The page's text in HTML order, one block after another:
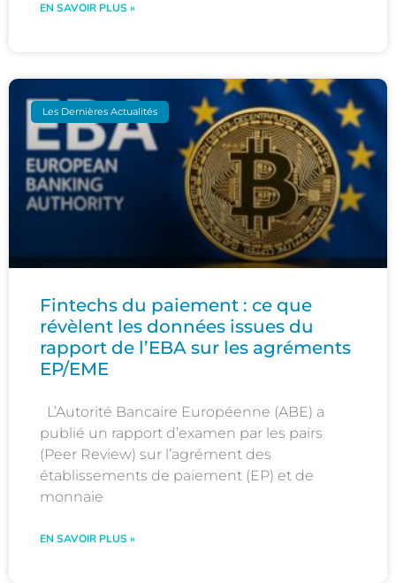
EN SAVOIR PLUS »
Les Dernières Actualités
Fintechs du paiement : ce que
révèlent les données issues du
rapport de l’EBA sur les agréments
EP/EME
L’Autorité Bancaire Européenne (ABE) a
publié un rapport d’examen par les pairs
(Peer Review) sur l’agrément des
établissements de paiement (EP) et de
monnaie
EN SAVOIR PLUS »